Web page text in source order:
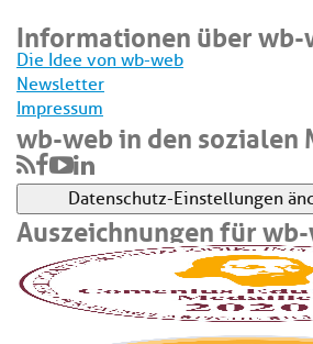
Informationen über wb-
Die Idee von wb-web
Newsletter
Impressum
wb-web in den sozialen
Datenschutz-Einstellungen
Auszeichnungen für